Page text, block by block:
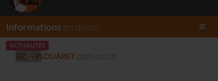
Informations en direct
ACTUALITÉS
LES ALLUMÉS DU JAZZ FONT SALON,